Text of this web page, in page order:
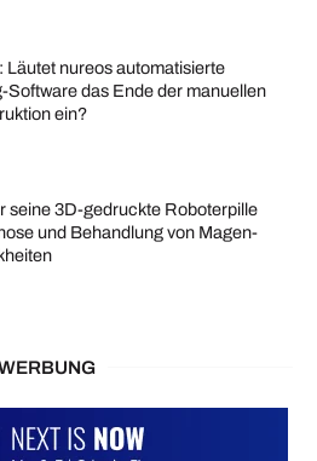
Läutet nureos automatisierte
Software das Ende der manuellen
ein?
seine 3D-gedruckte Roboterpille
und Behandlung von Magen-